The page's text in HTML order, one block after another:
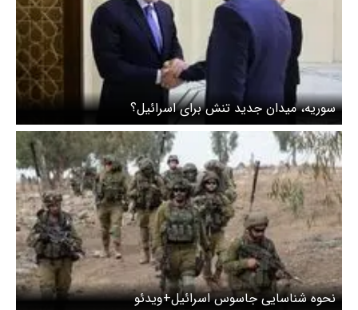
سوریه، میدان جدید تنش برای اسرائیل؟
نحوه شناسایی جاسوس اسرائیل+ویدئو